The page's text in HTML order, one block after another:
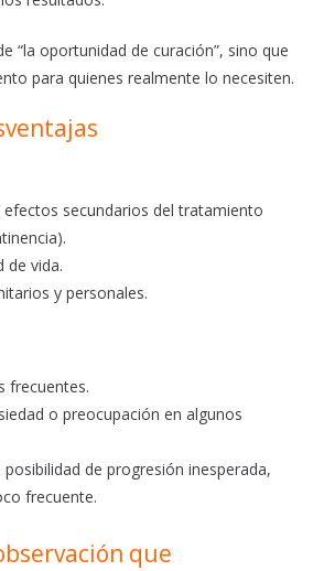
“la oportunidad de curación”, sino que
para quienes realmente lo necesiten.
secundarios del tratamiento
de vida.
y personales.
frecuentes.
o preocupación en algunos
de progresión inesperada,
frecuente.
que